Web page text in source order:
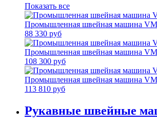
Показать все
Промышленная швейная машина
88 330 руб
Промышленная швейная машина
108 300 руб
Промышленная швейная машина
113 810 руб
Рукавные швейные